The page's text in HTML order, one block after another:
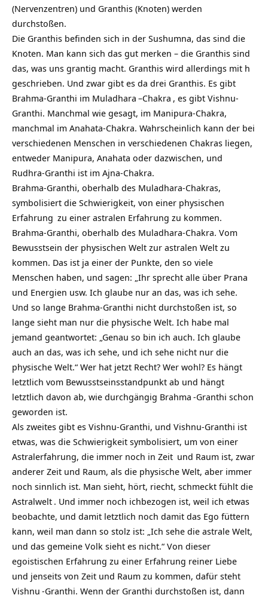
(Nervenzentren) und Granthis (Knoten) werden
durchstoßen.
Die Granthis befinden sich in der Sushumna, das sind die
Knoten. Man kann sich das gut merken – die Granthis sind
das, was uns grantig macht. Granthis wird allerdings mit h
geschrieben. Und zwar gibt es da drei Granthis. Es gibt
Brahma-Granthi im Muladhara –Chakra , es gibt Vishnu-
Granthi. Manchmal wie gesagt, im Manipura-Chakra,
manchmal im Anahata-Chakra. Wahrscheinlich kann der bei
verschiedenen Menschen in verschiedenen Chakras liegen,
entweder Manipura, Anahata oder dazwischen, und
Rudhra-Granthi ist im Ajna-Chakra.
Brahma-Granthi, oberhalb des Muladhara-Chakras,
symbolisiert die Schwierigkeit, von einer physischen
Erfahrung zu einer astralen Erfahrung zu kommen.
Brahma-Granthi, oberhalb des Muladhara-Chakra. Vom
Bewusstsein der physischen Welt zur astralen Welt zu
kommen. Das ist ja einer der Punkte, den so viele
Menschen haben, und sagen: „Ihr sprecht alle über Prana
und Energien usw. Ich glaube nur an das, was ich sehe.
Und so lange Brahma-Granthi nicht durchstoßen ist, so
lange sieht man nur die physische Welt. Ich habe mal
jemand geantwortet: „Genau so bin ich auch. Ich glaube
auch an das, was ich sehe, und ich sehe nicht nur die
physische Welt.“ Wer hat jetzt Recht? Wer wohl? Es hängt
letztlich vom Bewusstseinsstandpunkt ab und hängt
letztlich davon ab, wie durchgängig Brahma -Granthi schon
geworden ist.
Als zweites gibt es Vishnu-Granthi, und Vishnu-Granthi ist
etwas, was die Schwierigkeit symbolisiert, um von einer
Astralerfahrung, die immer noch in Zeit und Raum ist, zwar
anderer Zeit und Raum, als die physische Welt, aber immer
noch sinnlich ist. Man sieht, hört, riecht, schmeckt fühlt die
Astralwelt . Und immer noch ichbezogen ist, weil ich etwas
beobachte, und damit letztlich noch damit das Ego füttern
kann, weil man dann so stolz ist: „Ich sehe die astrale Welt,
und das gemeine Volk sieht es nicht.“ Von dieser
egoistischen Erfahrung zu einer Erfahrung reiner Liebe
und jenseits von Zeit und Raum zu kommen, dafür steht
Vishnu -Granthi. Wenn der Granthi durchstoßen ist, dann